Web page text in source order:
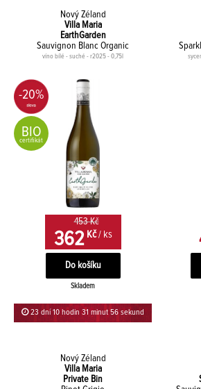
Nový Zéland
Villa Maria
EarthGarden
Sauvignon Blanc Organic
víno bílé - suché - r2025 - 0,75l
-20%
BIO
certifikát
453 Kč
362 Kč / ks
Skladem
23 dní 10 hodin 31 minut 56 sekund
Nový Zéland
Villa Maria
Private Bin